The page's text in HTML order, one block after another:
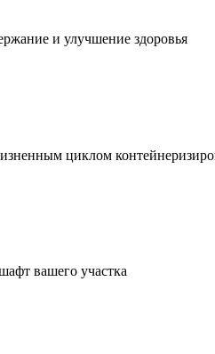
и улучшение здоровья
циклом
вашего участка